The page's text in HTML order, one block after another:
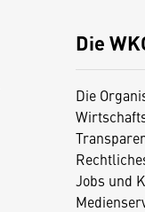
Die
Die
Jobs und